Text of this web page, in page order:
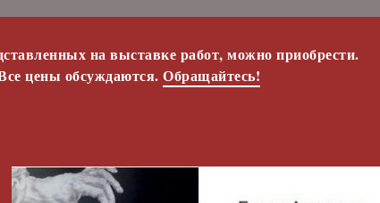
на выставке работ, можно приобрести.
цены обсуждаются. Обращайтесь!